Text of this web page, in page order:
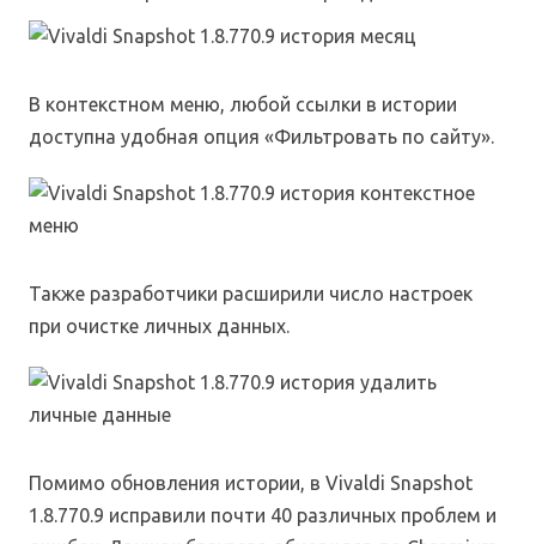
В контекстном меню, любой ссылки в истории
доступна удобная опция «Фильтровать по сайту».
Также разработчики расширили число настроек
при очистке личных данных.
Помимо обновления истории, в Vivaldi Snapshot
1.8.770.9 исправили почти 40 различных проблем и